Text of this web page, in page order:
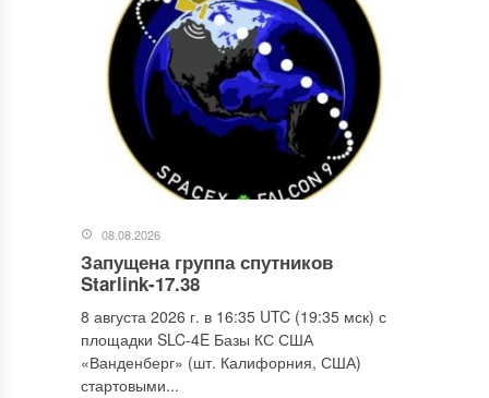
08.08.2026
Запущена группа спутников
Starlink-17.38
8 августа 2026 г. в 16:35 UTC (19:35 мск) с
площадки SLC-4E Базы КС США
«Ванденберг» (шт. Калифорния, США)
стартовыми...